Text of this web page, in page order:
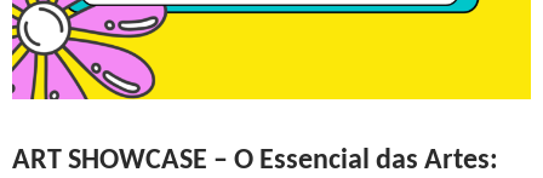
ART SHOWCASE – O Essencial das Artes: